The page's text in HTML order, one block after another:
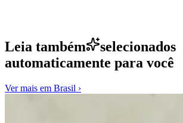
Leia também
selecionados
automaticamente para você
Ver mais em Brasil ›